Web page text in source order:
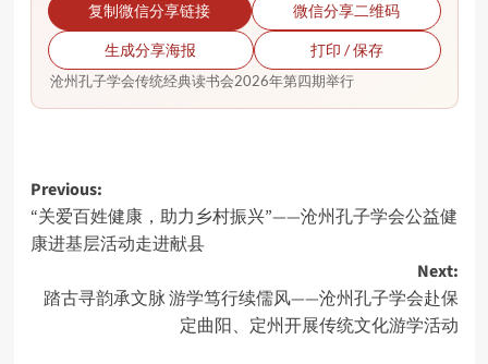
复制微信分享链接 微信分享二维码
生成分享海报 打印 / 保存
沧州孔子学会传统经典读书会2026年第四期举行
Post
navigation
Previous:
“关爱百姓健康，助力乡村振兴”——沧州孔子学会公益健
康进基层活动走进献县
Next:
踏古寻韵承文脉 游学笃行续儒风——沧州孔子学会赴保
定曲阳、定州开展传统文化游学活动